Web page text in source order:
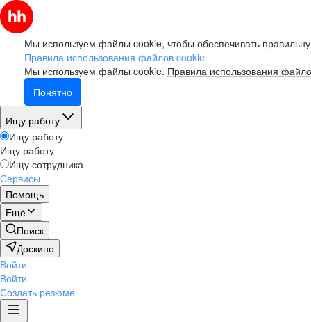
Мы используем файлы cookie, чтобы обеспечивать
Правила использования файлов cookie
Мы используем файлы cookie. Правила использования
Понятно
Ищу работу
Ищу работу
Ищу работу
Ищу сотрудника
Сервисы
Помощь
Ещё
Поиск
Доскино
Войти
Войти
Создать резюме